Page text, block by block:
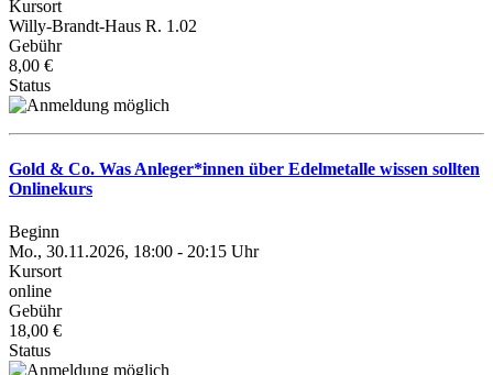
Kursort
Willy-Brandt-Haus R. 1.02
Gebühr
8,00 €
Status
Gold & Co. Was Anleger*innen über Edelmetalle wissen sollten
Onlinekurs
Beginn
Mo., 30.11.2026, 18:00 - 20:15 Uhr
Kursort
online
Gebühr
18,00 €
Status